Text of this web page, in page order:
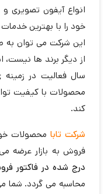
انواع آیفون تصویری
خود را با بهترین
این شرکت می توان به
سال فعالیت در
محصولات با کیفیت
کند.
شرکت تابا محصولات
فروش به بازار عرضه
درج شده در فاکتور
محاسبه می گردد. شما